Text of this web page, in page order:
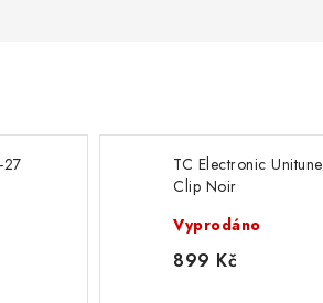
27
TC Electronic Unitune
Clip Noir
Vyprodáno
899 Kč